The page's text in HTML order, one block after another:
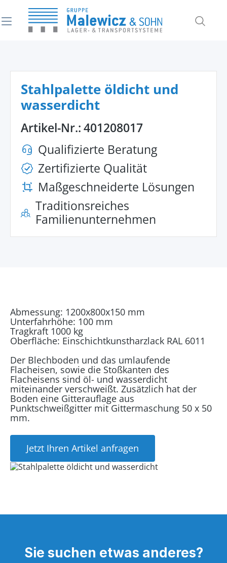
springen
Stahlpalette öldicht und
wasserdicht
Artikel-Nr.:401208017
Qualifizierte Beratung
Zertifizierte Qualität
Maßgeschneiderte Lösungen
Traditionsreiches
Familienunternehmen
Abmessung: 1200x800x150 mm
Unterfahrhöhe: 100 mm
Tragkraft 1000 kg
Oberfläche: Einschichtkunstharzlack RAL 6011
Der Blechboden und das umlaufende
Flacheisen, sowie die Stoßkanten des
Flacheisens sind öl- und wasserdicht
miteinander verschweißt. Zusätzlich hat der
Boden eine Gitterauflage aus
Punktschweißgitter mit Gittermaschung 50 x 50
mm.
Jetzt Ihren Artikel anfragen
Sie suchen etwas anderes?